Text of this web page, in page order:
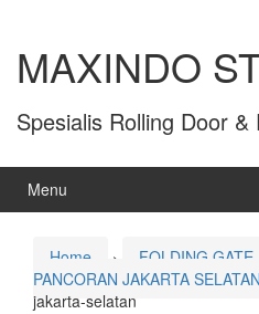
MAXINDO
Spesialis Rolling Door
Menu
Home › FOLDING GATE
PANCORAN JAKARTA SELATAN
jakarta-selatan